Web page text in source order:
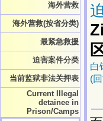
海外营救
海外营救(按省分类)
最紧急救援
迫害案件分类
当前监狱非法关押表
Current Illegal
detainee in
Prison/Camps
白
(